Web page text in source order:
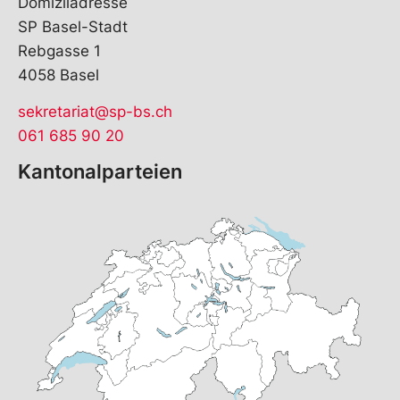
SP Basel-Stadt
Rebgasse 1
4058 Basel
sekretariat@sp-bs.ch
061 685 90 20
Kantonalparteien